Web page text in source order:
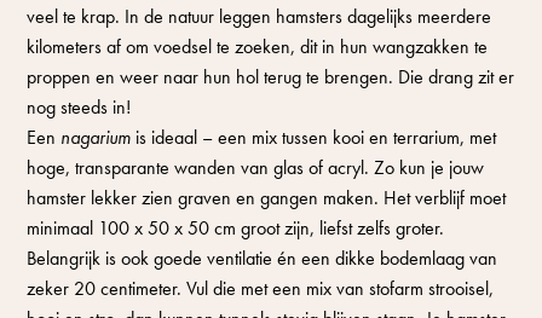
veel te krap. In de natuur leggen hamsters dagelijks meerdere
kilometers af om voedsel te zoeken, dit in hun wangzakken te
proppen en weer naar hun hol terug te brengen. Die drang zit er
nog steeds in!
Een nagarium is ideaal – een mix tussen kooi en terrarium, met
hoge, transparante wanden van glas of acryl. Zo kun je jouw
hamster lekker zien graven en gangen maken. Het verblijf moet
minimaal 100 x 50 x 50 cm groot zijn, liefst zelfs groter.
Belangrijk is ook goede ventilatie én een dikke bodemlaag van
zeker 20 centimeter. Vul die met een mix van stofarm strooisel,